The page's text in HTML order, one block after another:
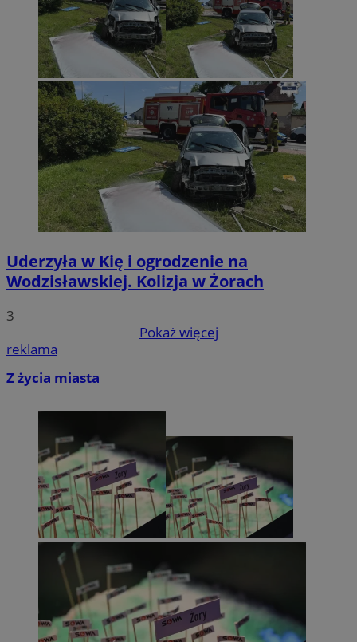
Uderzyła w Kię i ogrodzenie na
Wodzisławskiej. Kolizja w Żorach
3
Pokaż więcej
reklama
Z życia miasta